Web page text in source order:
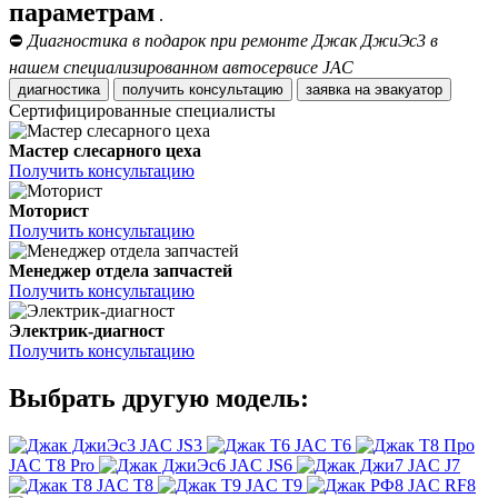
параметрам .
⛔ Диагностика в подарок при ремонте Джак ДжиЭс3 в
нашем специализированном автосервисе JAC
диагностика получить консультацию заявка на эвакуатор
Сертифицированные специалисты
Мастер слесарного цеха
Получить консультацию
Моторист
Получить консультацию
Менеджер отдела запчастей
Получить консультацию
Электрик-диагност
Получить консультацию
Выбрать другую модель:
JAC JS3
JAC T6
JAC T8 Pro
JAC JS6
JAC J7
JAC T8
JAC T9
JAC RF8